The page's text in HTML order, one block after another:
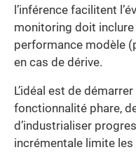
l’inférence facilitent
monitoring doit
performance modèle
en cas de dérive.
L’idéal est de
fonctionnalité phare,
d’industrialiser
incrémentale limite